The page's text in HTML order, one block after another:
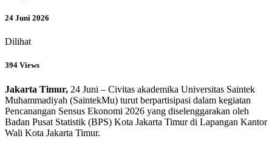
24 Juni 2026
Dilihat
394 Views
Jakarta Timur, 24 Juni – Civitas akademika Universitas Saintek
Muhammadiyah (SaintekMu) turut berpartisipasi dalam kegiatan
Pencanangan Sensus Ekonomi 2026 yang diselenggarakan oleh
Badan Pusat Statistik (BPS) Kota Jakarta Timur di Lapangan Kantor
Wali Kota Jakarta Timur.